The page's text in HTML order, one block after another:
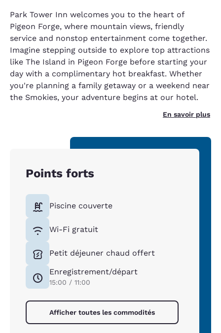
Park Tower Inn welcomes you to the heart of
Pigeon Forge, where mountain views, friendly
service and nonstop entertainment come together.
Imagine stepping outside to explore top attractions
like The Island in Pigeon Forge before starting your
day with a complimentary hot breakfast. Whether
you're planning a family getaway or a weekend near
the Smokies, your adventure begins at our hotel.
En savoir plus
Points forts
Piscine couverte
Wi-Fi gratuit
Petit déjeuner chaud offert
Enregistrement/départ
15:00 / 11:00
Afficher toutes les commodités